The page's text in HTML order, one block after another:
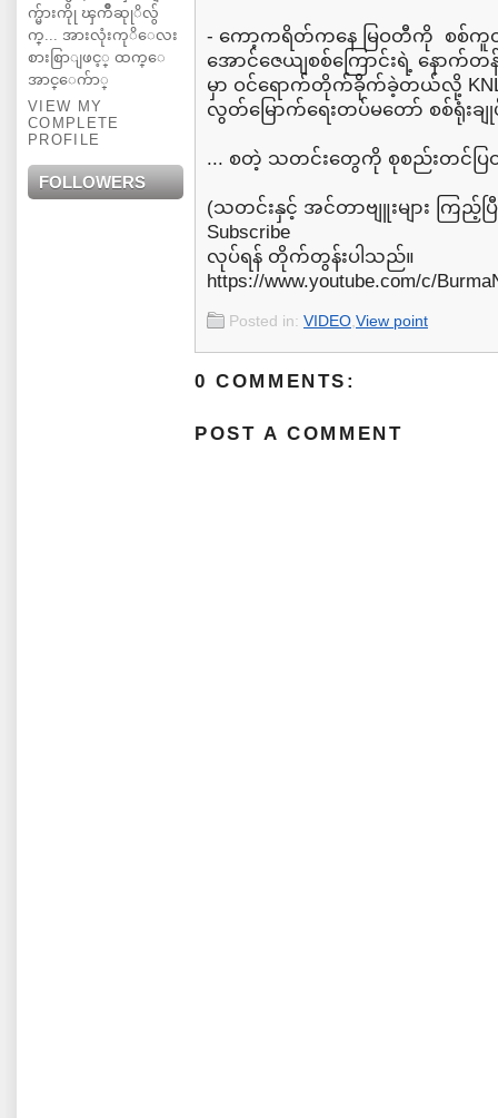
က္မ်ားကိုု ၾကိဳဆုုိလ်ွ
က္... အားလုံးကုိေလး
စားစြာျဖင့္ ထက္ေ
အာင္ေက်ာ္
VIEW MY
COMPLETE
PROFILE
FOLLOWERS
- ကော့ကရိတ်ကနေ မြဝတီကို စစ်ကူတ
အောင်ဇေယျစစ်ကြောင်းရဲ့ နောက်တ
မှာ ဝင်ရောက်တိုက်ခိုက်ခဲ့တယ်လို့
လွတ်မြောက်ရေးတပ်မတော် စစ်ရုံး
... စတဲ့ သတင်းတွေကို စုစည်းတင်ပြ
(သတင်းနှင့် အင်တာဗျူးများ ကြည့်
Subscribe
လုပ်ရန် တိုက်တွန်းပါသည်။
https://www.youtube.com/c/
Posted in: VIDEO View point
0 COMMENTS:
POST A COMMENT